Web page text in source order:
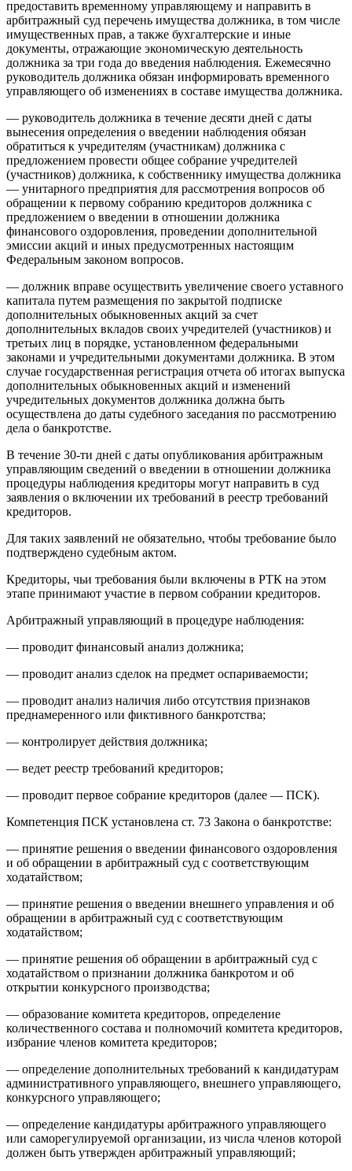
предоставить временному управляющему и направить в
арбитражный суд перечень имущества должника, в том числе
имущественных прав, а также бухгалтерские и иные
документы, отражающие экономическую деятельность
должника за три года до введения наблюдения. Ежемесячно
руководитель должника обязан информировать временного
управляющего об изменениях в составе имущества должника.
— руководитель должника в течение десяти дней с даты
вынесения определения о введении наблюдения обязан
обратиться к учредителям (участникам) должника с
предложением провести общее собрание учредителей
(участников) должника, к собственнику имущества должника
— унитарного предприятия для рассмотрения вопросов об
обращении к первому собранию кредиторов должника с
предложением о введении в отношении должника
финансового оздоровления, проведении дополнительной
эмиссии акций и иных предусмотренных настоящим
Федеральным законом вопросов.
— должник вправе осуществить увеличение своего уставного
капитала путем размещения по закрытой подписке
дополнительных обыкновенных акций за счет
дополнительных вкладов своих учредителей (участников) и
третьих лиц в порядке, установленном федеральными
законами и учредительными документами должника. В этом
случае государственная регистрация отчета об итогах выпуска
дополнительных обыкновенных акций и изменений
учредительных документов должника должна быть
осуществлена до даты судебного заседания по рассмотрению
дела о банкротстве.
В течение 30-ти дней с даты опубликования арбитражным
управляющим сведений о введении в отношении должника
процедуры наблюдения кредиторы могут направить в суд
заявления о включении их требований в реестр требований
кредиторов.
Для таких заявлений не обязательно, чтобы требование было
подтверждено судебным актом.
Кредиторы, чьи требования были включены в РТК на этом
этапе принимают участие в первом собрании кредиторов.
Арбитражный управляющий в процедуре наблюдения:
— проводит финансовый анализ должника;
— проводит анализ сделок на предмет оспариваемости;
— проводит анализ наличия либо отсутствия признаков
преднамеренного или фиктивного банкротства;
— контролирует действия должника;
— ведет реестр требований кредиторов;
— проводит первое собрание кредиторов (далее — ПСК).
Компетенция ПСК установлена ст. 73 Закона о банкротстве:
— принятие решения о введении финансового оздоровления
и об обращении в арбитражный суд с соответствующим
ходатайством;
— принятие решения о введении внешнего управления и об
обращении в арбитражный суд с соответствующим
ходатайством;
— принятие решения об обращении в арбитражный суд с
ходатайством о признании должника банкротом и об
открытии конкурсного производства;
— образование комитета кредиторов, определение
количественного состава и полномочий комитета кредиторов,
избрание членов комитета кредиторов;
— определение дополнительных требований к кандидатурам
административного управляющего, внешнего управляющего,
конкурсного управляющего;
— определение кандидатуры арбитражного управляющего
или саморегулируемой организации, из числа членов которой
должен быть утвержден арбитражный управляющий;